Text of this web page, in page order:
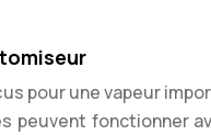
pour une vapeur
peuvent fonctionner